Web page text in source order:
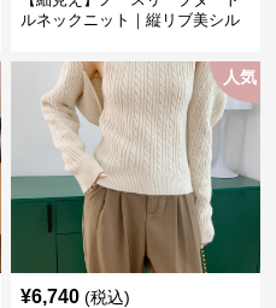
ルネックニット｜縦リブ美シル
人気
¥6,740 (税込)